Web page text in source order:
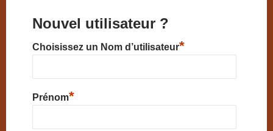
Nouvel utilisateur ?
Choisissez un Nom d’utilisateur*
Prénom*